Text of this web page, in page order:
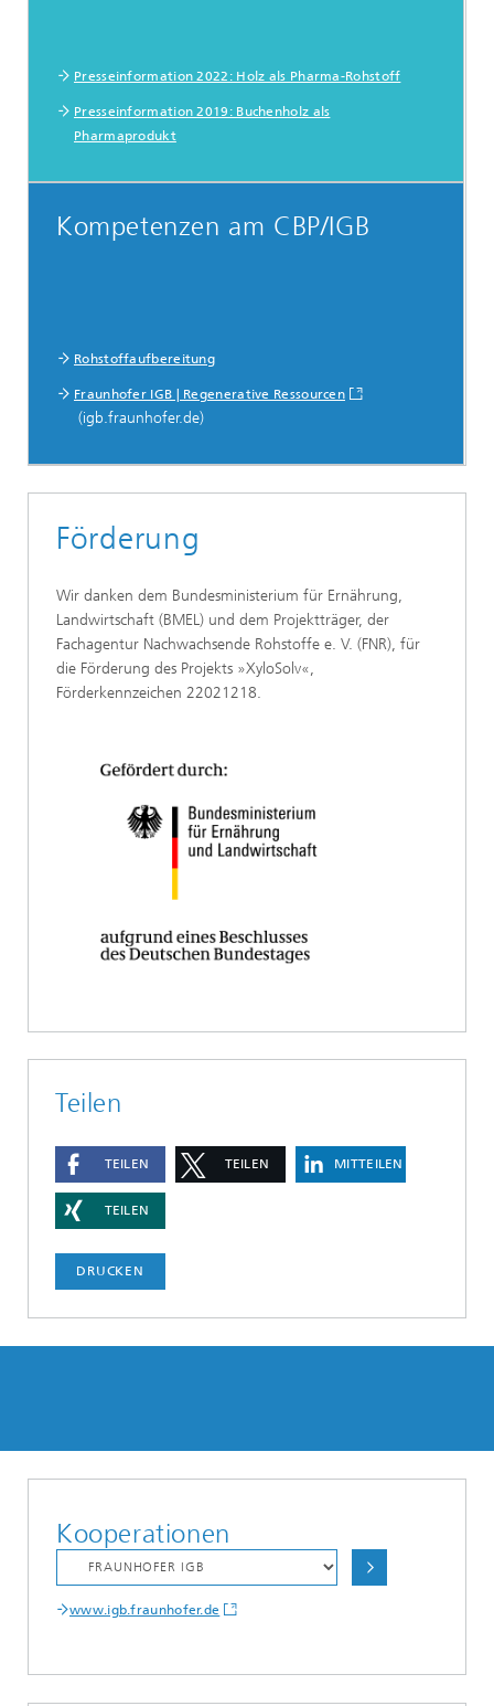
Presseinformation 2022: Holz als Pharma-Rohstoff
Presseinformation 2019: Buchenholz als
Pharmaprodukt
Kompetenzen am CBP/IGB
Rohstoffaufbereitung
Fraunhofer IGB | Regenerative Ressourcen
(igb.fraunhofer.de)
Förderung
Wir danken dem Bundesministerium für Ernährung,
Landwirtschaft (BMEL) und dem Projektträger, der
Fachagentur Nachwachsende Rohstoffe e. V. (FNR), für
die Förderung des Projekts »XyloSolv«,
Förderkennzeichen 22021218.
Teilen
TEILEN TEILEN MITTEILEN
TEILEN
DRUCKEN
Kooperationen
www.igb.fraunhofer.de